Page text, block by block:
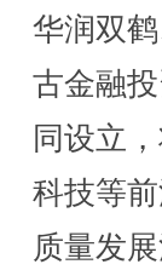
华润双
古金融
同设立
科技等
质量发